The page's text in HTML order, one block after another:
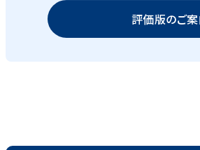
評価版のご